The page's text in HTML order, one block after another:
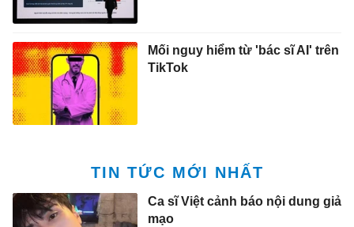
Mối nguy hiểm từ 'bác sĩ AI' trên
TikTok
TIN TỨC MỚI NHẤT
Ca sĩ Việt cảnh báo nội dung giả
mạo